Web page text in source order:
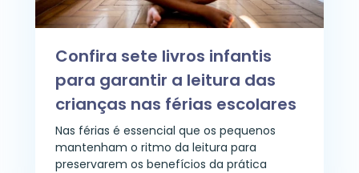
Confira sete livros infantis
para garantir a leitura das
crianças nas férias escolares
Nas férias é essencial que os pequenos
mantenham o ritmo da leitura para
preservarem os benefícios da prática